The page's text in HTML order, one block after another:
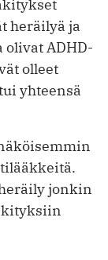
heräilyä ja
ADHD-
olleet
yhteensä
jonkin